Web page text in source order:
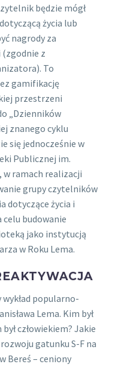
będzie mógł
życia lub
nagrody za
z
To
gamifikację
przestrzeni
„Dzienników
znanego cyklu
się jednocześnie w
Publicznej im.
w ramach realizacji
grupy czytelników
dotyczące życia i
celu budowanie
jako instytucją
w Roku Lema.
popularno-
Lema. Kim był
człowiekiem? Jakie
gatunku S-F na
Bereś – ceniony